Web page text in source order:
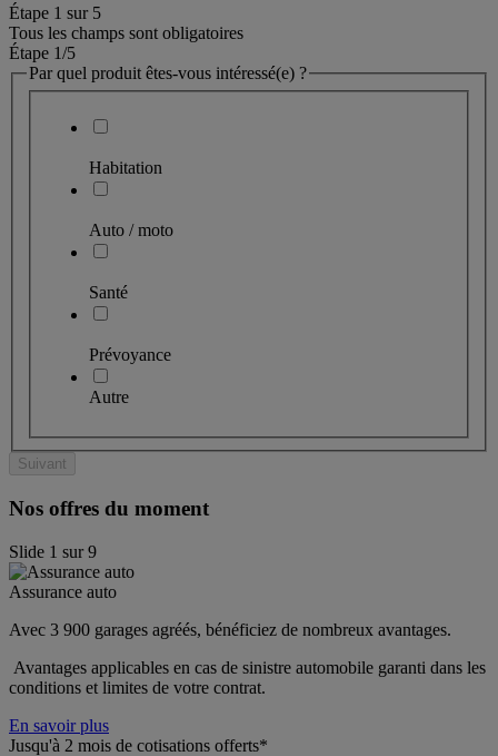
Étape 1 sur 5
Tous les champs sont obligatoires
Étape 1/5
Par quel produit êtes-vous intéressé(e) ?
Habitation
Auto / moto
Santé
Prévoyance
Autre
Suivant
Nos offres du moment
Slide 1 sur9
Assurance auto
Avec 3 900 garages agréés, bénéficiez de nombreux avantages.
Avantages applicables en cas de sinistre automobile garanti dans les
conditions et limites de votre contrat.
En savoir plus
Jusqu'à 2 mois de cotisations offerts*